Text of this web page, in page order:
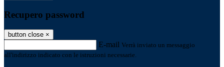
Recupero password
button close ×
E-mail Verrà inviato un messaggio
all'indirizzo indicato con le istruzioni necessarie.